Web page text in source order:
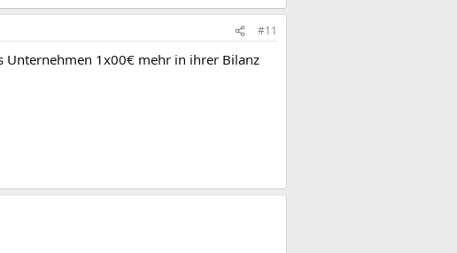
#11
Unternehmen 1x00€ mehr in ihrer Bilanz